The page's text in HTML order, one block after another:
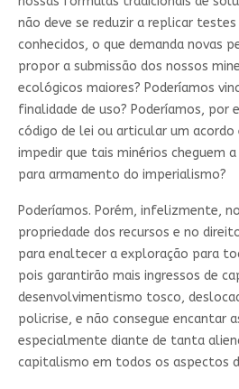
não deve se reduzir a replicar
conhecidos, o que demanda novas
propor a submissão dos nossos
ecológicos maiores? Poderíamos
finalidade de uso? Poderíamos, por
código de lei ou articular um
impedir que tais minérios cheguem
para armamento do imperialismo?
Poderíamos. Porém, infelizmente,
propriedade dos recursos e no
para enaltecer a exploração para
pois garantirão mais ingressos de
desenvolvimentismo tosco,
policrise, e não consegue encantar
especialmente diante de tanta
capitalismo em todos os aspectos